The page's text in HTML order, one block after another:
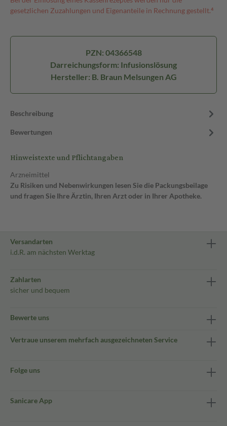
gesetzlichen Zuzahlungen und Eigenanteile in Rechnung gestellt.⁴
PZN: 04366548
Darreichungsform: Infusionslösung
Hersteller: B. Braun Melsungen AG
Beschreibung
Bewertungen
Hinweistexte und Pflichtangaben
Arzneimittel
Zu Risiken und Nebenwirkungen lesen Sie die Packungsbeilage
und fragen Sie Ihre Ärztin, Ihren Arzt oder in Ihrer Apotheke.
Versandarten
i.d.R. am nächsten Werktag
Zahlarten
sicher und bequem
Bewerte uns
Vertraue unserem mehrfach ausgezeichneten Service
Folge uns
Sanicare App